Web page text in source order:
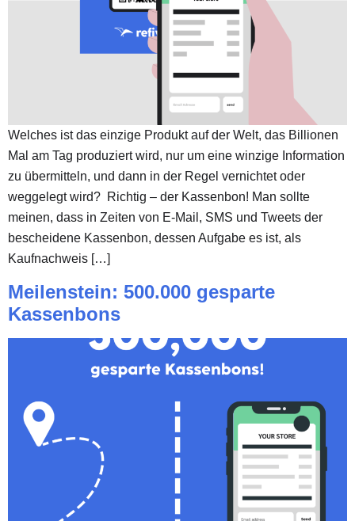
Welches ist das einzige Produkt auf der Welt, das Billionen
Mal am Tag produziert wird, nur um eine winzige Information
zu übermitteln, und dann in der Regel vernichtet oder
weggelegt wird? Richtig – der Kassenbon! Man sollte
meinen, dass in Zeiten von E-Mail, SMS und Tweets der
bescheidene Kassenbon, dessen Aufgabe es ist, als
Kaufnachweis […]
Meilenstein: 500.000 gesparte
Kassenbons